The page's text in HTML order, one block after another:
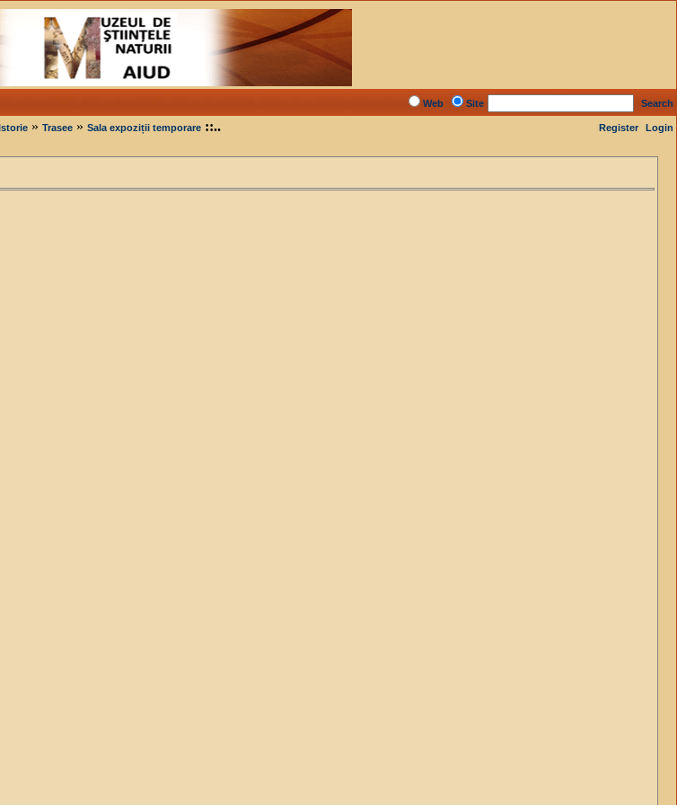
Web Site
Search
» Trasee» Sala expoziții temporare ::.. Register Login